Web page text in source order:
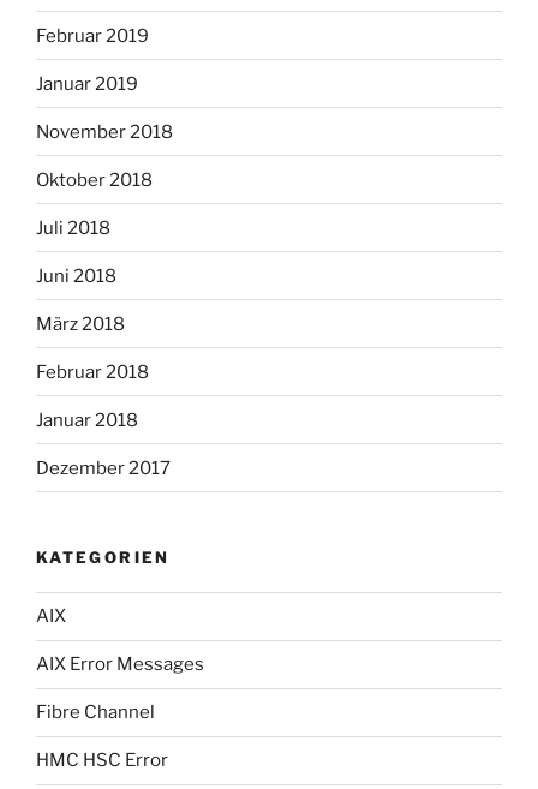
Februar 2019
Januar 2019
November 2018
Oktober 2018
Juli 2018
Juni 2018
März 2018
Februar 2018
Januar 2018
Dezember 2017
KATEGORIEN
AIX
AIX Error Messages
Fibre Channel
HMC HSC Error